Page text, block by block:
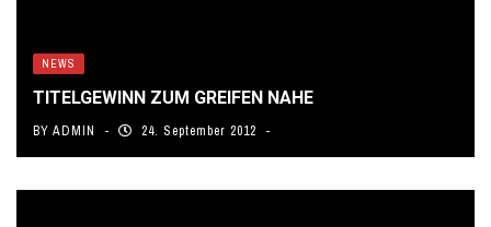
NEWS
TITELGEWINN ZUM GREIFEN NAHE
BY ADMIN 24. September 2012